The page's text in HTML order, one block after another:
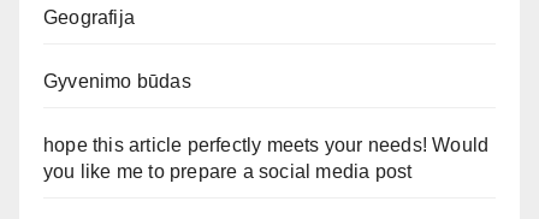
Geografija
Gyvenimo būdas
hope this article perfectly meets your needs! Would
you like me to prepare a social media post